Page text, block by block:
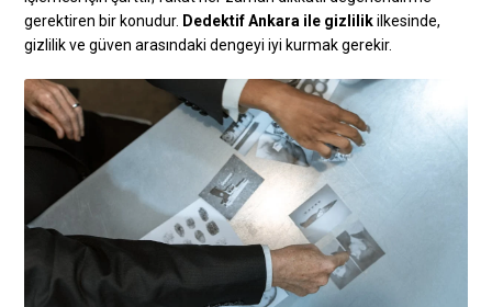
gerektiren bir konudur. Dedektif Ankara ile gizlilikilkesinde,
gizlilik ve güven arasındaki dengeyi iyi kurmak gerekir.